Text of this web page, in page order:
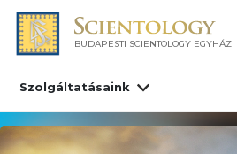
BUDAPESTI SCIENTOLOGY EGYHÁZ
Szolgáltatásaink